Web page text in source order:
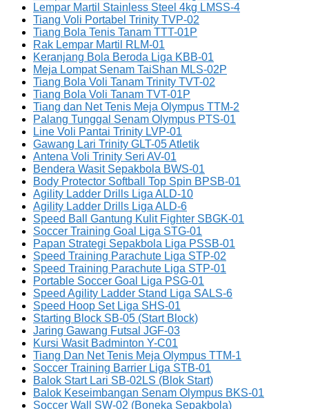
Lempar Martil Stainless Steel 4kg LMSS-4
Tiang Voli Portabel Trinity TVP-02
Tiang Bola Tenis Tanam TTT-01P
Rak Lempar Martil RLM-01
Keranjang Bola Beroda Liga KBB-01
Meja Lompat Senam TaiShan MLS-02P
Tiang Bola Voli Tanam Trinity TVT-02
Tiang Bola Voli Tanam TVT-01P
Tiang dan Net Tenis Meja Olympus TTM-2
Palang Tunggal Senam Olympus PTS-01
Line Voli Pantai Trinity LVP-01
Gawang Lari Trinity GLT-05 Atletik
Antena Voli Trinity Seri AV-01
Bendera Wasit Sepakbola BWS-01
Body Protector Softball Top Spin BPSB-01
Agility Ladder Drills Liga ALD-10
Agility Ladder Drills Liga ALD-6
Speed Ball Gantung Kulit Fighter SBGK-01
Soccer Training Goal Liga STG-01
Papan Strategi Sepakbola Liga PSSB-01
Speed Training Parachute Liga STP-02
Speed Training Parachute Liga STP-01
Portable Soccer Goal Liga PSG-01
Speed Agility Ladder Stand Liga SALS-6
Speed Hoop Set Liga SHS-01
Starting Block SB-05 (Start Block)
Jaring Gawang Futsal JGF-03
Kursi Wasit Badminton Y-C01
Tiang Dan Net Tenis Meja Olympus TTM-1
Soccer Training Barrier Liga STB-01
Balok Start Lari SB-02LS (Blok Start)
Balok Keseimbangan Senam Olympus BKS-01
Soccer Wall SW-02 (Boneka Sepakbola)